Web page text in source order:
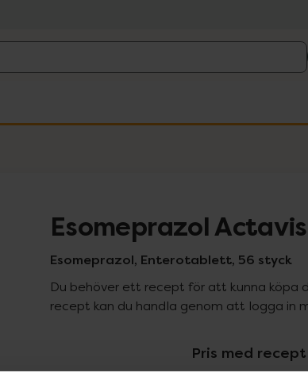
Esomeprazol
Esomeprazol, Enterotablett, 56 styck
Du behöver ett recept för att kunna köpa
recept kan du handla genom att logga in
Pris med recept
Högkostnadsskyddet